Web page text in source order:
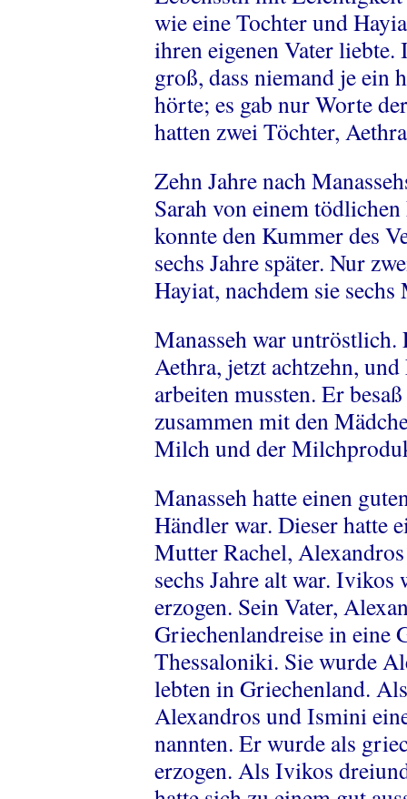
wie eine Tochter und
ihren eigenen Vater liebte.
groß, dass niemand je ein
hörte; es gab nur Worte
hatten zwei Töchter,
Zehn Jahre nach
Sarah von einem
konnte den Kummer des
sechs Jahre später. Nur
Hayiat, nachdem sie
Manasseh war
Aethra, jetzt achtzehn,
arbeiten mussten. Er
zusammen mit den
Milch und der
Manasseh hatte einen
Händler war. Dieser hatte
Mutter Rachel,
sechs Jahre alt war.
erzogen. Sein Vater,
Griechenlandreise in eine
Thessaloniki. Sie wurde
lebten in Griechenland.
Alexandros und Ismini
nannten. Er wurde als
erzogen. Als Ivikos